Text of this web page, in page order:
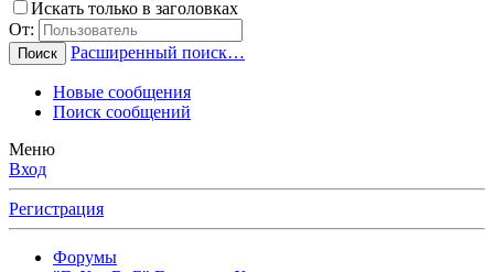
Искать только в заголовках
От:
Поиск Расширенный поиск…
Новые сообщения
Поиск сообщений
Меню
Вход
Регистрация
Форумы